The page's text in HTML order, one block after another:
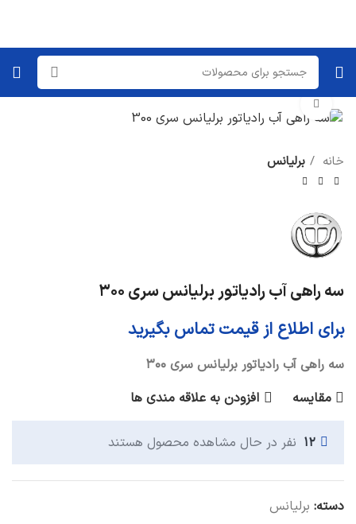
خانه برلیانس
سه راهی آب رادیاتور برلیانس سری ۳۰۰
برای اطلاع از قیمت تماس بگیرید
سه راهی آب رادیاتور برلیانس سری ۳۰۰
مقایسه
افزودن به علاقه مندی ها
۱۲ نفر در حال مشاهده محصول هستند
دسته: برلیانس